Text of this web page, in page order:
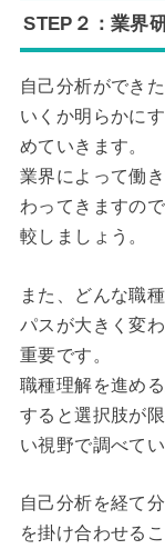
STEP２：業界
自己分析ができ
いくか明らかに
めていきます。
業界によって働
わってきますの
較しましょう。
また、どんな職
パスが大きく変
重要です。
職種理解を進め
すると選択肢が
い視野で調べて
自己分析を経て
を掛け合わせる